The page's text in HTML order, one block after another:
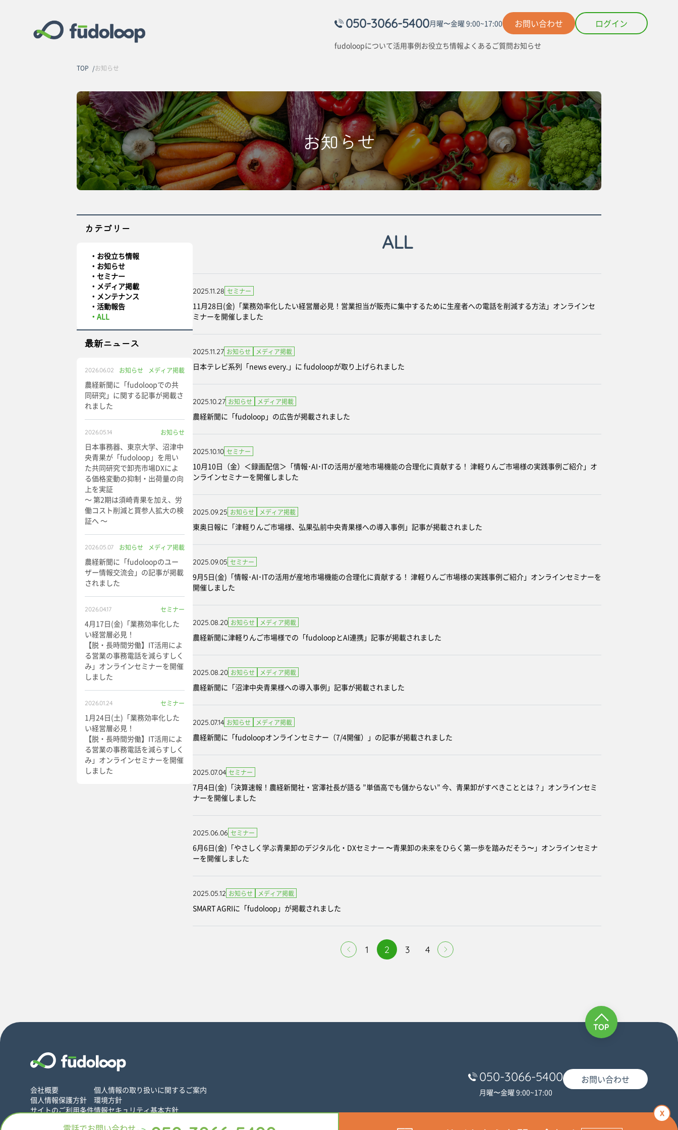
050-3066-5400月曜〜金曜 9:00~17:00 お問い合わせ ログイン
fudoloopについて活用事例お役立ち情報よくあるご質問お知らせ
TOP お知らせ
お知らせ
カテゴリー
お役立ち情報
お知らせ
セミナー
メディア掲載
メンテナンス
活動報告
ALL
最新ニュース
2026.06.02 お知らせ メディア掲載
農経新聞に「fudoloopでの共
同研究」に関する記事が掲載さ
れました
2026.05.14 お知らせ
日本事務器、東京大学、沼津中
央青果が「fudoloop」を用い
た共同研究で卸売市場DXによ
る価格変動の抑制・出荷量の向
上を実証
～ 第2期は須崎青果を加え、労
働コスト削減と買参人拡大の検
証へ ～
2026.05.07 お知らせ メディア掲載
農経新聞に「fudoloopのユー
ザー情報交流会」の記事が掲載
されました
2026.04.17 セミナー
4月17日(金)「業務効率化した
い経営層必見！
【脱・長時間労働】IT活用によ
る営業の事務電話を減らすしく
み」オンラインセミナーを開催
しました
2026.01.24 セミナー
1月24日(土)「業務効率化した
い経営層必見！
【脱・長時間労働】IT活用によ
る営業の事務電話を減らすしく
み」オンラインセミナーを開催
しました
ALL
2025.11.28 セミナー
11月28日(金)「業務効率化したい経営層必見！営業担当が販売に集中するために生産者への電話を削減する方法」オンラインセ
ミナーを開催しました
2025.11.27 お知らせ メディア掲載
日本テレビ系列「news every.」に fudoloopが取り上げられました
2025.10.27 お知らせ メディア掲載
農経新聞に「fudoloop」の広告が掲載されました
2025.10.10 セミナー
10月10日（金）＜録画配信＞「情報･AI･ITの活用が産地市場機能の合理化に貢献する！ 津軽りんご市場様の実践事例ご紹介」オ
ンラインセミナーを開催しました
2025.09.25 お知らせ メディア掲載
東奥日報に「津軽りんご市場様、弘果弘前中央青果様への導入事例」記事が掲載されました
2025.09.05 セミナー
9月5日(金)「情報･AI･ITの活用が産地市場機能の合理化に貢献する！ 津軽りんご市場様の実践事例ご紹介」オンラインセミナーを
開催しました
2025.08.20 お知らせ メディア掲載
農経新聞に津軽りんご市場様での「fudoloopとAI連携」記事が掲載されました
2025.08.20 お知らせ メディア掲載
農経新聞に「沼津中央青果様への導入事例」記事が掲載されました
2025.07.14 お知らせ メディア掲載
農経新聞に「fudoloopオンラインセミナー（7/4開催）」の記事が掲載されました
2025.07.04 セミナー
7月4日(金)「決算速報！農経新聞社・宮澤社長が語る ”単価高でも儲からない” 今、青果卸がすべきこととは？」オンラインセミ
ナーを開催しました
2025.06.06 セミナー
6月6日(金)「やさしく学ぶ青果卸のデジタル化・DXセミナー 〜青果卸の未来をひらく第一歩を踏みだそう〜」オンラインセミナ
ーを開催しました
2025.05.12 お知らせ メディア掲載
SMART AGRIに「fudoloop」が掲載されました
1 2 3 4
x
会社概要
個人情報保護方針
サイトのご利用条件
個人情報の取り扱いに関するご案内
環境方針
情報セキュリティ基本方針
050-3066-5400
月曜〜金曜 9:00~17:00
お問い合わせ